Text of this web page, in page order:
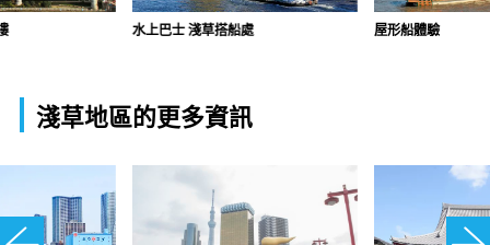
水上巴士 淺草搭船處 屋形船體驗
淺草地區的更多資訊